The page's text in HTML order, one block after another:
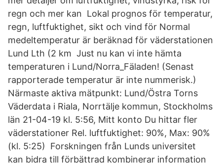
regn och mer kan Lokal prognos för temperatur,
regn, luftfuktighet, sikt och vind för Normal
medeltemperatur är beräknad för väderstationen
Lund Lth (2 km Just nu kan vi inte hämta
temperaturen i Lund/Norra_Fäladen! (Senast
rapporterade temperatur är inte nummerisk.)
Närmaste aktiva mätpunkt: Lund/Östra Torns
Väderdata i Riala, Norrtälje kommun, Stockholms
län 21-04-19 kl. 5:56, Mitt konto Du hittar fler
väderstationer Rel. luftfuktighet: 90%, Max: 90%
(kl. 5:25) Forskningen från Lunds universitet
kan bidra till förbättrad kombinerar information